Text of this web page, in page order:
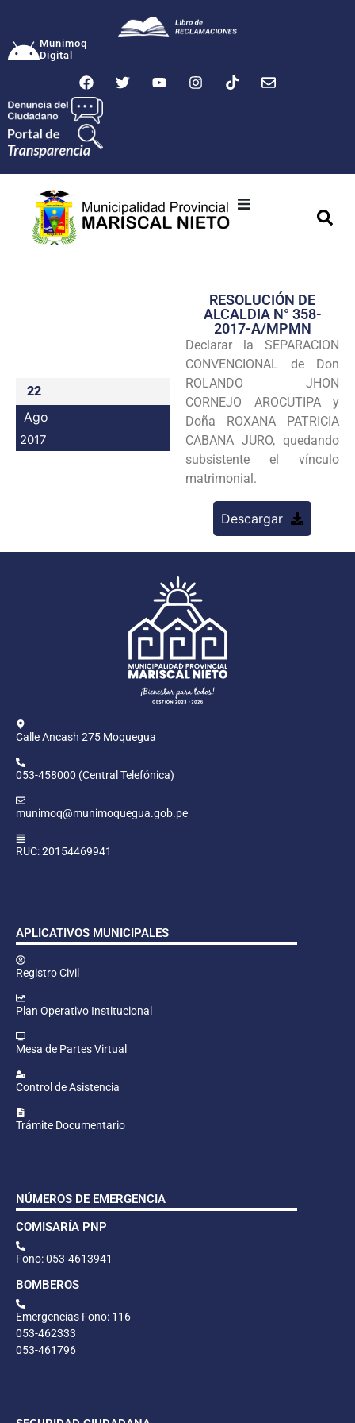
Munimoq
Digital
Transparencia
Seguridad
Programas
Intranet
22
Ago
2017
RESOLUCIÓN DE
ALCALDIA N° 358-
2017-A/MPMN
Declarar la SEPARACION
CONVENCIONAL de Don
ROLANDO JHON
CORNEJO AROCUTIPA y
Doña ROXANA PATRICIA
CABANA JURO, quedando
subsistente el vínculo
matrimonial.
Descargar
Calle Ancash 275 Moquegua
053-458000 (Central Telefónica)
munimoq@munimoquegua.gob.pe
RUC: 20154469941
APLICATIVOS MUNICIPALES
Registro Civil
Plan Operativo Institucional
Mesa de Partes Virtual
Control de Asistencia
Trámite Documentario
NÚMEROS DE EMERGENCIA
COMISARÍA PNP
Fono: 053-4613941
BOMBEROS
Emergencias Fono: 116
053-462333
053-461796